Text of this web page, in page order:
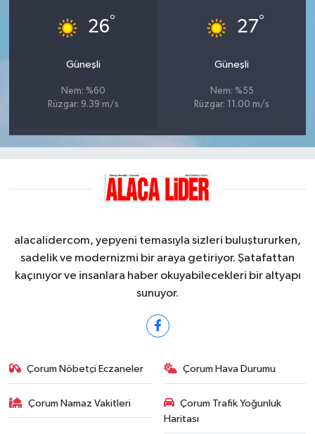
26°
Güneşli
Nem: %60
Rüzgar: 9.39 m/s
27°
Güneşli
Nem: %55
Rüzgar: 11.00 m/s
alacalidercom, yepyeni temasıyla sizleri buluştururken,
sadelik ve modernizmi bir araya getiriyor. Şatafattan
kaçınıyor ve insanlara haber okuyabilecekleri bir altyapı
sunuyor.
Çorum Nöbetçi Eczaneler Çorum Hava Durumu
Çorum Namaz Vakitleri
Çorum Trafik Yoğunluk
Haritası